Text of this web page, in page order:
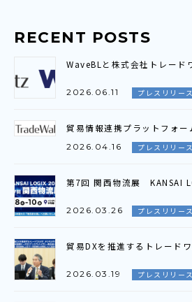
RECENT POSTS
2026.06.11 プレスリリース
2026.04.16 プレスリリース
2026.03.26 プレスリリース
2026.03.19 プレスリリース